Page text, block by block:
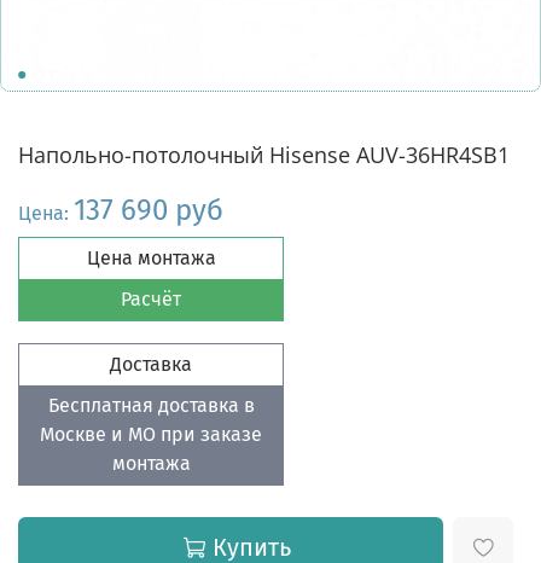
Напольно-потолочный Hisense AUV-36HR4SB1
Цена: 137 690 руб
Цена монтажа
Расчёт
Доставка
Бесплатная доставка в
Москве и МО при заказе
монтажа
Купить